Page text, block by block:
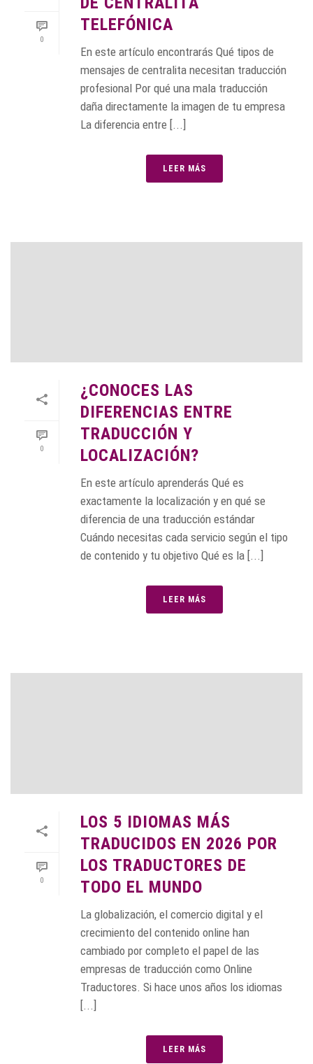
0
TELEFÓNICA
En este artículo encontrarás Qué tipos de
mensajes de centralita necesitan traducción
profesional Por qué una mala traducción
daña directamente la imagen de tu empresa
La diferencia entre [...]
LEER MÁS
0
¿CONOCES LAS
DIFERENCIAS ENTRE
TRADUCCIÓN Y
LOCALIZACIÓN?
En este artículo aprenderás Qué es
exactamente la localización y en qué se
diferencia de una traducción estándar
Cuándo necesitas cada servicio según el tipo
de contenido y tu objetivo Qué es la [...]
LEER MÁS
0
LOS 5 IDIOMAS MÁS
TRADUCIDOS EN 2026 POR
LOS TRADUCTORES DE
TODO EL MUNDO
La globalización, el comercio digital y el
crecimiento del contenido online han
cambiado por completo el papel de las
empresas de traducción como Online
Traductores. Si hace unos años los idiomas
[...]
LEER MÁS